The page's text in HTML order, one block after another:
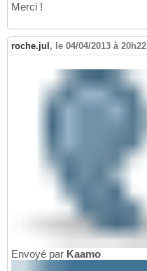
Merci !
roche.jul , le 04/04/2013 à 20h22
Envoyé par Kaamo